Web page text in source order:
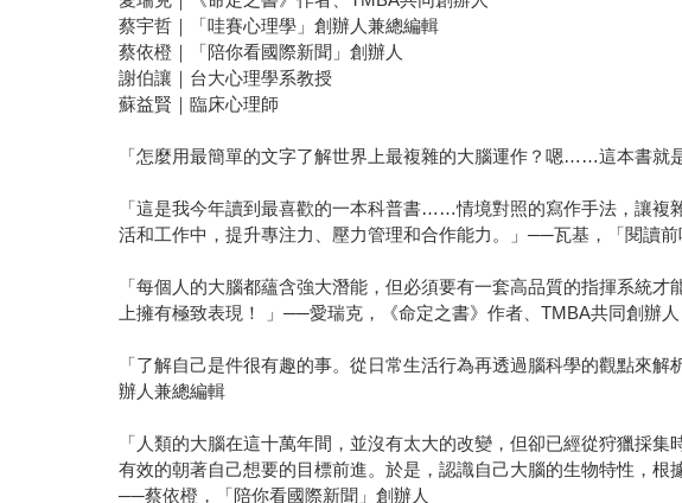
蔡宇哲｜「哇賽心理學」創辦人兼總編輯
蔡依橙｜「陪你看國際新聞」創辦人
謝伯讓｜台大心理學系教授
蘇益賢｜臨床心理師
「怎麼用最簡單的文字了解世界上最複雜的大腦運作？嗯……這本書就
「這是我今年讀到最喜歡的一本科普書……情境對照的寫作手法，讓
活和工作中，提升專注力、壓力管理和合作能力。」──瓦基，「閱讀
「每個人的大腦都蘊含強大潛能，但必須要有一套高品質的指揮系統
上擁有極致表現！ 」──愛瑞克，《命定之書》作者、TMBA共同創辦人
「了解自己是件很有趣的事。從日常生活行為再透過腦科學的觀點來
辦人兼總編輯
「人類的大腦在這十萬年間，並沒有太大的改變，但卻已經從狩獵採
有效的朝著自己想要的目標前進。於是，認識自己大腦的生物特性，
──蔡依橙，「陪你看國際新聞」創辦人